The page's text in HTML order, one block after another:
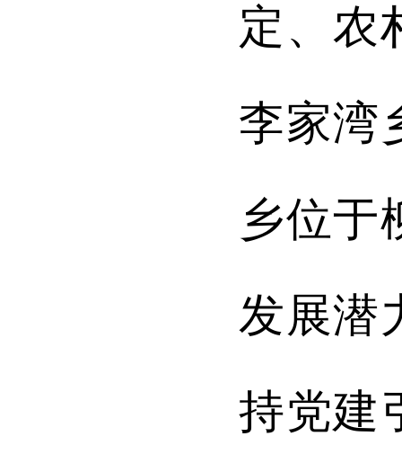
定、农
李家湾
乡位于
发展潜
持党建